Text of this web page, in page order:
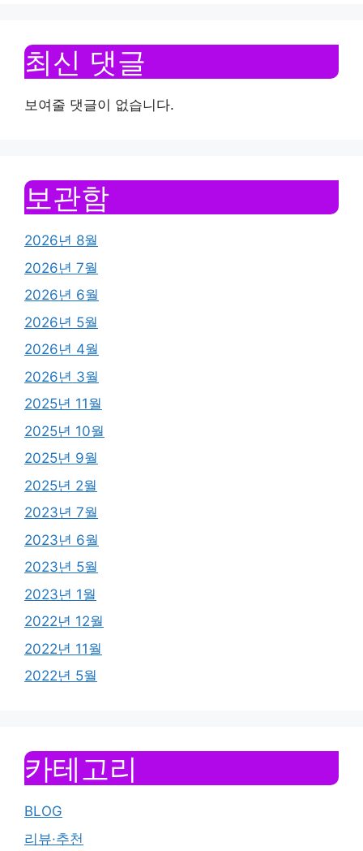
최신 댓글
보여줄 댓글이 없습니다.
보관함
2026년 8월
2026년 7월
2026년 6월
2026년 5월
2026년 4월
2026년 3월
2025년 11월
2025년 10월
2025년 9월
2025년 2월
2023년 7월
2023년 6월
2023년 5월
2023년 1월
2022년 12월
2022년 11월
2022년 5월
카테고리
BLOG
리뷰·추천